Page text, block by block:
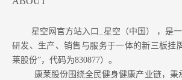
星空网官方站入口_星空（中国） ，是
研发、生产、销售与服务于一体的新三板挂
莱股份”，代码为830877）。
康莱股份围绕全民健身健康产业链，秉